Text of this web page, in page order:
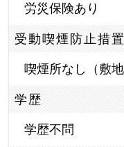
労災保険あり
受動喫煙防止措置
喫煙所なし（敷地
学歴
学歴不問